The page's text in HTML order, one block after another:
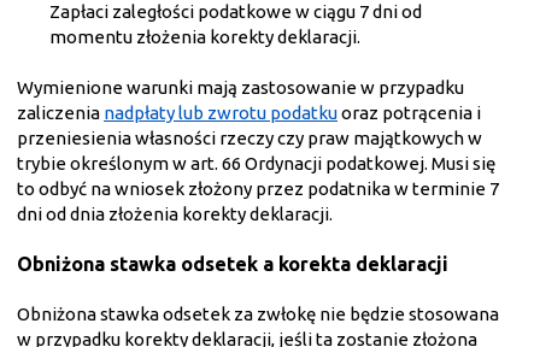
Zapłaci zaległości podatkowe w ciągu 7 dni od
momentu złożenia korekty deklaracji.
Wymienione warunki mają zastosowanie w przypadku
zaliczenia nadpłaty lub zwrotu podatkuoraz potrącenia i
przeniesienia własności rzeczy czy praw majątkowych w
trybie określonym w art. 66 Ordynacji podatkowej. Musi się
to odbyć na wniosek złożony przez podatnika w terminie 7
dni od dnia złożenia korekty deklaracji.
Obniżona stawka odsetek a korekta deklaracji
Obniżona stawka odsetek za zwłokę nie będzie stosowana
w przypadku korekty deklaracji, jeśli ta zostanie złożona